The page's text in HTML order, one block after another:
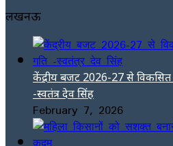
लखनऊ
केंद्रीय बजट 2026-27 से
-स्वतंत्र देव सिंह
February 7, 2026